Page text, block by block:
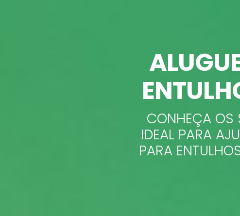
CONHEÇA OS
IDEAL PARA
PARA